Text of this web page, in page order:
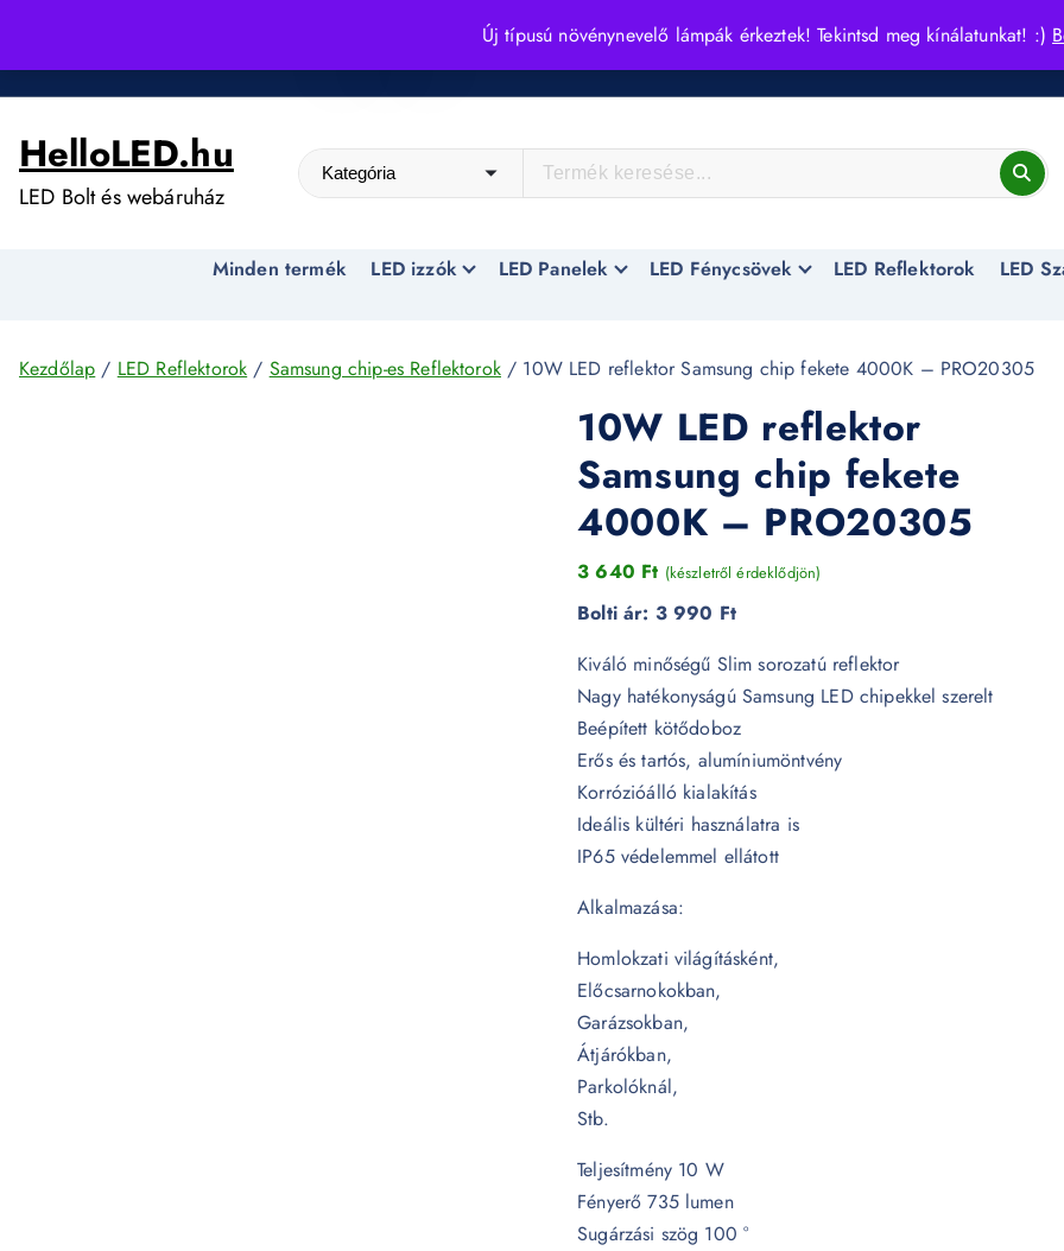
Új típusú növénynevelő lámpák érkeztek! Tekintsd meg kínálatunkat! :)
i
HelloLED.hu
LED Bolt és webáruház
Minden termék LED izzók LED Panelek LED Fénycsövek LED Reflektorok LED
Kezdőlap / LED Reflektorok / Samsung chip-es Reflektorok/ 10W LED reflektor Samsung chip fekete 4000K – PRO20305
10W LED reflektor
Samsung chip fekete
4000K – PRO20305
3 640 Ft (készletről érdeklődjön)
Bolti ár: 3 990 Ft
Kiváló minőségű Slim sorozatú reflektor
Nagy hatékonyságú Samsung LED chipekkel szerelt
Beépített kötődoboz
Erős és tartós, alumíniumöntvény
Korrózióálló kialakítás
Ideális kültéri használatra is
IP65 védelemmel ellátott
Alkalmazása:
Homlokzati világításként,
Előcsarnokokban,
Garázsokban,
Átjárókban,
Parkolóknál,
Stb.
Teljesítmény 10 W
Fényerő 735 lumen
Sugárzási szög 100 °